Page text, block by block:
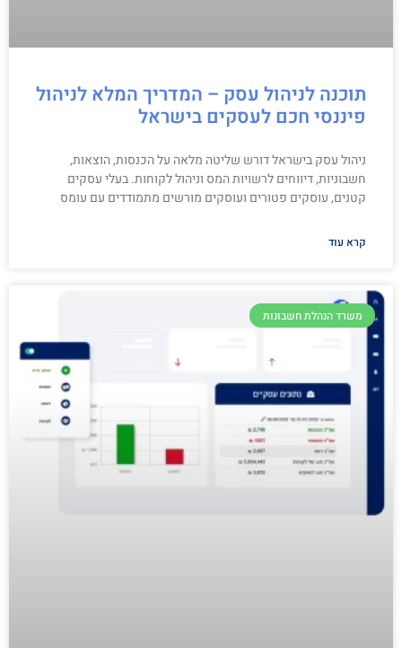
תוכנה לניהול עסק – המדריך המלא לניהול
פיננסי חכם לעסקים בישראל
ניהול עסק בישראל דורש שליטה מלאה על הכנסות, הוצאות,
חשבוניות, דיווחים לרשויות המס וניהול לקוחות. בעלי עסקים
קטנים, עוסקים פטורים ועוסקים מורשים מתמודדים עם עומס
קרא עוד
משרד הנהלת חשבונות